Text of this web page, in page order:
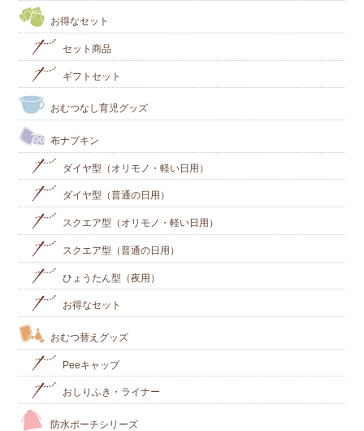
お得なセット
セット商品
ギフトセット
おむつなし育児グッズ
布ナプキン
ダイヤ型（オリモノ・軽い日用）
ダイヤ型（普通の日用）
スクエア型（オリモノ・軽い日用）
スクエア型（普通の日用）
ひょうたん型（夜用）
お得なセット
おむつ替えグッズ
Peeキャップ
おしりふき・ライナー
防水ポーチシリーズ